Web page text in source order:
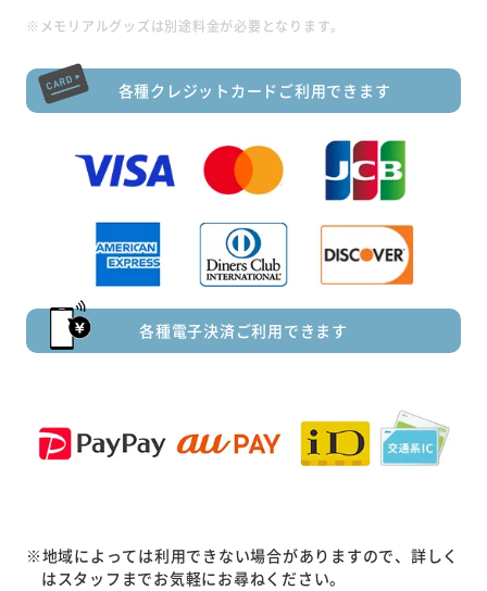
※メモリアルグッズは別途料金が必要となります。
各種クレジットカードご利用できます
各種電子決済ご利用できます
※地域によっては利用できない場合がありますので、詳しく
はスタッフまでお気軽にお尋ねください。